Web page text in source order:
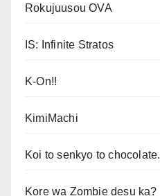
Rokujuusou OVA
IS: Infinite Stratos
K-On!!
KimiMachi
Koi to senkyo to chocolate.
Kore wa Zombie desu ka?